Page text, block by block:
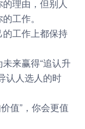
理由，但别人
工作。
工作上都保持
来赢得“追认升
认人选人的时
值”，你会更值